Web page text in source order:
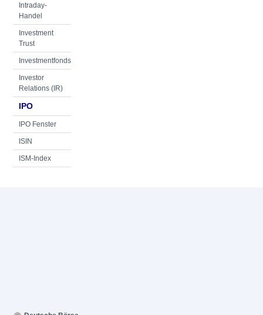
Intraday-
Handel
Investment
Trust
Investmentfonds
Investor
Relations (IR)
IPO
IPO Fenster
ISIN
ISM-Index